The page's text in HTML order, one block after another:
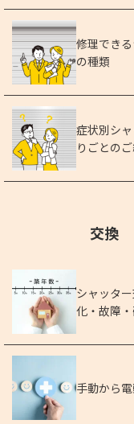
修理でき
の種類
症状別シ
りごとの
交換
シャッタ
化・故障・
手動から